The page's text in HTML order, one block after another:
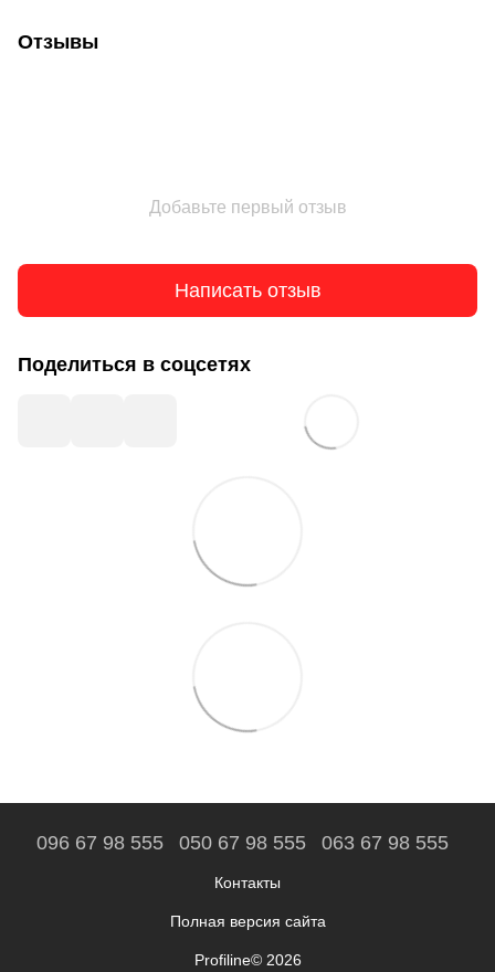
Отзывы
Добавьте первый отзыв
Написать отзыв
Поделиться в соцсетях
096 67 98 555 050 67 98 555 063 67 98 555
Контакты
Полная версия сайта
Profiline© 2026